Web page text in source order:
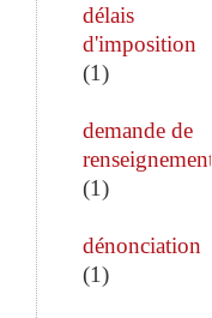
délais
d'imposition
(1)
demande de
renseignements
(1)
dénonciation
(1)